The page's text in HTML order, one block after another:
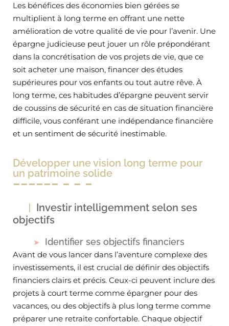
Les bénéfices des économies bien gérées se
multiplient à long terme en offrant une nette
amélioration de votre qualité de vie pour l’avenir. Une
épargne judicieuse peut jouer un rôle prépondérant
dans la concrétisation de vos projets de vie, que ce
soit acheter une maison, financer des études
supérieures pour vos enfants ou tout autre rêve. À
long terme, ces habitudes d’épargne peuvent servir
de coussins de sécurité en cas de situation financière
difficile, vous conférant une indépendance financière
et un sentiment de sécurité inestimable.
Développer une vision long terme pour
un patrimoine solide
Investir intelligemment selon ses
objectifs
Identifier ses objectifs financiers
Avant de vous lancer dans l’aventure complexe des
investissements, il est crucial de définir des objectifs
financiers clairs et précis. Ceux-ci peuvent inclure des
projets à court terme comme épargner pour des
vacances, ou des objectifs à plus long terme comme
préparer une retraite confortable. Chaque objectif